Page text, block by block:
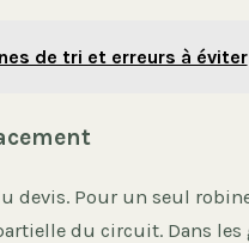
de tri et erreurs à éviter
devis. Pour un seul
du circuit. Dans les